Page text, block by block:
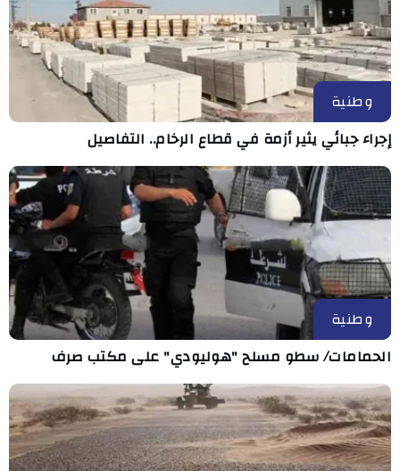
وطنية
إجراء جبائي يثير أزمة في قطاع الرخام.. التفاصيل
وطنية
الحمامات/ سطو مسلح "هوليودي" على مكتب صرف